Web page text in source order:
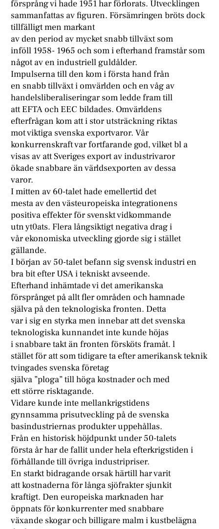
försprång vi hade 1951 har förlorats. Utvecklingen
sammanfattas av figuren. Försämringen bröts dock
tillfälligt men markant
av den period av mycket snabb tillväxt som
inföll 1958- 1965 och som i efterhand framstår som
något av en industriell guldålder.
Impulserna till den kom i första hand från
en snabb tillväxt i omvärlden och en våg av
handelsliberaliseringar som ledde fram till
att EFTA och EEC bildades. Omvärldens
efterfrågan kom att i stor utsträckning riktas
mot viktiga svenska exportvaror. Vår
konkurrenskraft var fortfarande god, vilket bl a
visas av att Sveriges export av industrivaror
ökade snabbare än världsexporten av dessa
varor.
I mitten av 60-talet hade emellertid det
mesta av den västeuropeiska integrationens
positiva effekter för svenskt vidkommande
utn yt0ats. Flera långsiktigt negativa drag i
vår ekonomiska utveckling gjorde sig i stället
gällande.
I början av 50-talet befann sig svensk industri en
bra bit efter USA i tekniskt avseende.
Efterhand inhämtade vi det amerikanska
försprånget på allt fler områden och hamnade
själva på den teknologiska fronten. Detta
var i sig en styrka men innebar att det svenska
teknologiska kunnandet inte kunde höjas
i snabbare takt än fronten försköts framåt. l
stället för att som tidigare ta efter amerikansk teknik
tvingades svenska företag
själva ”ploga” till höga kostnader och med
ett större risktagande.
Vidare kunde inte mellankrigstidens
gynnsamma prisutveckling på de svenska
basindustriernas produkter uppehållas.
Från en historisk höjdpunkt under 50-talets
första år har de fallit under hela efterkrigstiden i
förhållande till övriga industripriser.
En starkt bidragande orsak härtill har varit
att kostnaderna för långa sjöfrakter sjunkit
kraftigt. Den europeiska marknaden har
öppnats för konkurrenter med snabbare
växande skogar och billigare malm i kustbelägna